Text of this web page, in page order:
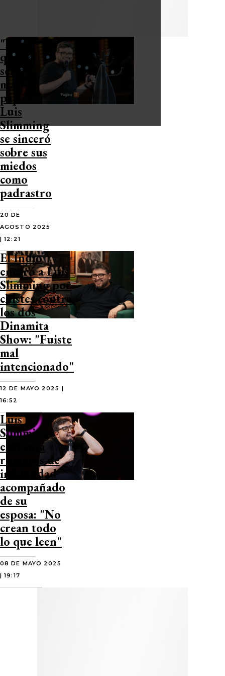
"No
quería
ser un
mal
papá":
Luis
Slimming
se sinceró
sobre sus
miedos
como
padrastro
20 DE
AGOSTO 2025
| 12:21
El Indio
encaró a Luis
Slimming por
chistes contra
los dos
Dinamita
Show: "Fuiste
mal
intencionado"
12 DE MAYO 2025 |
16:52
Luis
Slimming
enfrenta
rumores de
infidelidad
acompañado
de su
esposa: "No
crean todo
lo que leen"
08 DE MAYO 2025
| 19:17